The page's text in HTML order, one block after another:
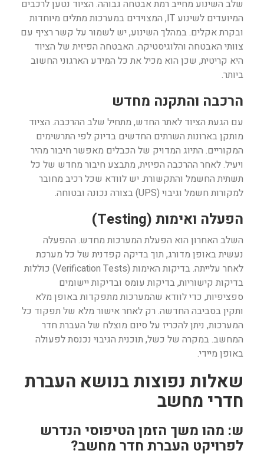
שלב השינוע מחייב רמת אבטחה גבוהה. הציוד נטען לרכבים
המיועדים לשינוע IT, המצוידים במערכות מתלים מיוחדות
ובקרת אקלים. במהלך השינוע, יש לשמור על קשר רציף עם
צוותי האבטחה והלוגיסטיקה. האבטחה הפיזית של הציוד
היא קריטית, שכן הוא מכיל את כל המידע הארגוני החשוב
ביותר.
הרכבה והתקנה מחדש
עם הגעת הציוד לאתר החדש, מתחיל שלב ההרכבה. הציוד
מותקן בארונות השרתים החדשים בדיוק לפי התרשימים
המקוריים. התיוג המדויק של הכבלים מאפשר חיבור מהיר
ויעיל. לאחר ההרכבה הפיזית, מתבצע חיבור מחדש של כל
תשתית החשמל והתקשורת. יש לוודא שכל רכיב מחובר
למקורות חשמל וגיבוי (UPS) בצורה נכונה ובטוחה.
הפעלה ואימות (Testing)
השלב האחרון הוא הפעלת המערכות מחדש. ההפעלה
נעשית באופן מדורג, תוך בדיקה קפדנית של כל מערכת
לאחר עלייתה. בדיקות האימות (Verification Tests) כוללות
בדיקות קישוריות, בדיקות עומס ובדיקות יישומים
ספציפיות, כדי לוודא שהמערכות מתפקדות באופן מלא
ותקין בסביבה החדשה. רק לאחר אישור מלא של תפקוד כל
המערכות, ניתן להכריז על סיום מוצלח של העברת חדר
המחשב. במקרה של כשל, תוכנית הגיבוי נכנסת לפעולה
באופן מיידי.
שאלות נפוצות בנושא העברת
חדרי מחשב
ש: מהו משך הזמן הטיפוסי הנדרש
לפרויקט העברת חדר מחשב?